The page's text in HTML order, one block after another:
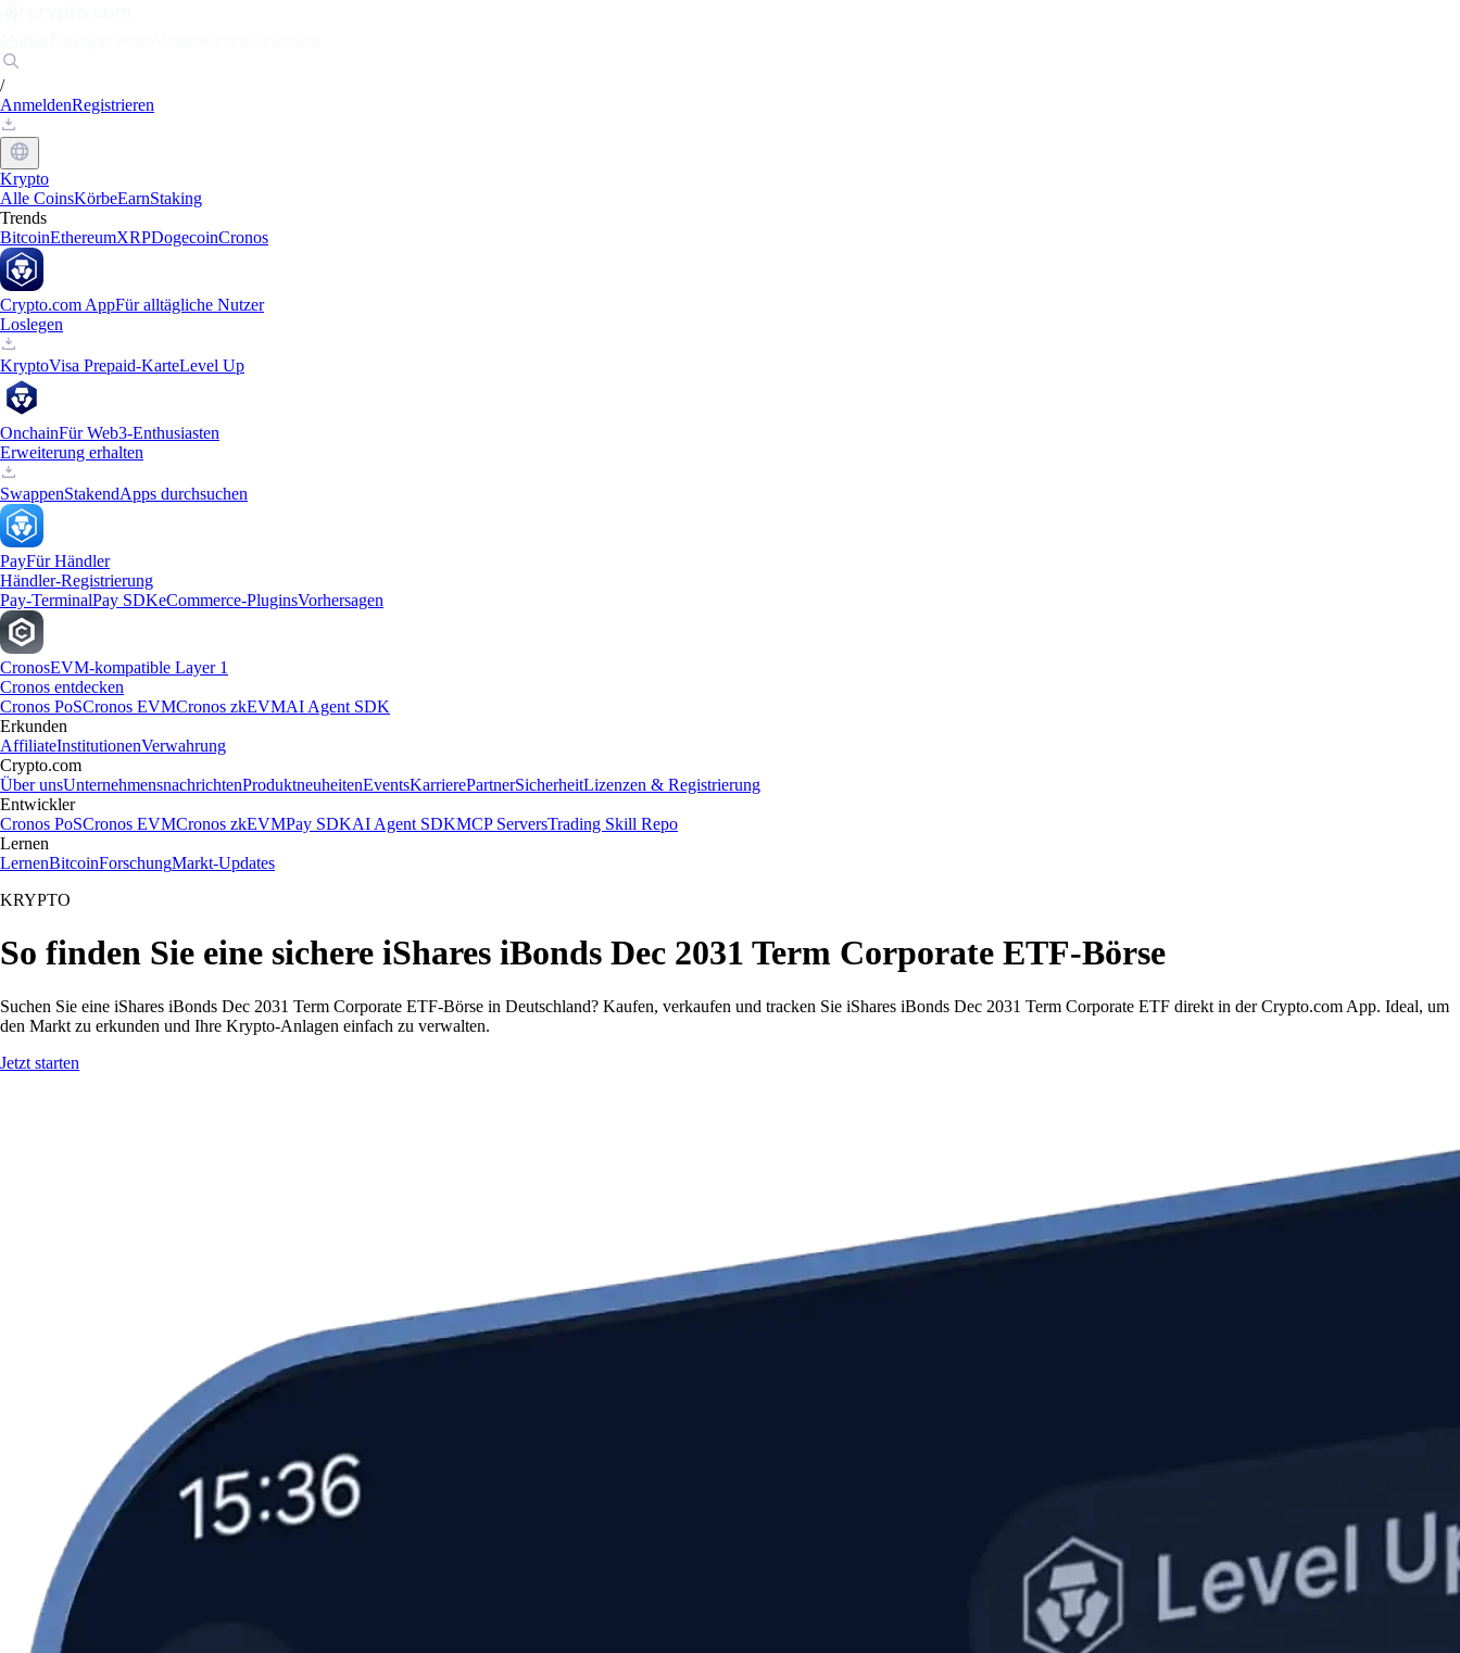
/
AnmeldenRegistrieren
Krypto
Alle CoinsKörbeEarnStaking
Trends
BitcoinEthereumXRPDogecoinCronos
Crypto.com AppFür alltägliche Nutzer
Loslegen
KryptoVisa Prepaid-KarteLevel Up
OnchainFür Web3-Enthusiasten
Erweiterung erhalten
SwappenStakendApps durchsuchen
PayFür Händler
Händler-Registrierung
Pay-TerminalPay SDKeCommerce-PluginsVorhersagen
CronosEVM-kompatible Layer 1
Cronos entdecken
Cronos PoSCronos EVMCronos zkEVMAI Agent SDK
Erkunden
AffiliateInstitutionenVerwahrung
Crypto.com
Über unsUnternehmensnachrichtenProduktneuheitenEventsKarrierePartnerSicherheitLizenzen & Registrierung
Entwickler
Cronos PoSCronos EVMCronos zkEVMPay SDKAI Agent SDKMCP ServersTrading Skill Repo
Lernen
LernenBitcoinForschungMarkt-Updates
KRYPTO
So finden Sie eine sichere iShares iBonds Dec 2031 Term Corporate ETF-Börse
Suchen Sie eine iShares iBonds Dec 2031 Term Corporate ETF-Börse in Deutschland? Kaufen, verkaufen und tracken Sie iShares iBonds Dec 2031 Term Corporate ETF direkt in der Crypto.com App. Ideal, um
den Markt zu erkunden und Ihre Krypto-Anlagen einfach zu verwalten.
Jetzt starten